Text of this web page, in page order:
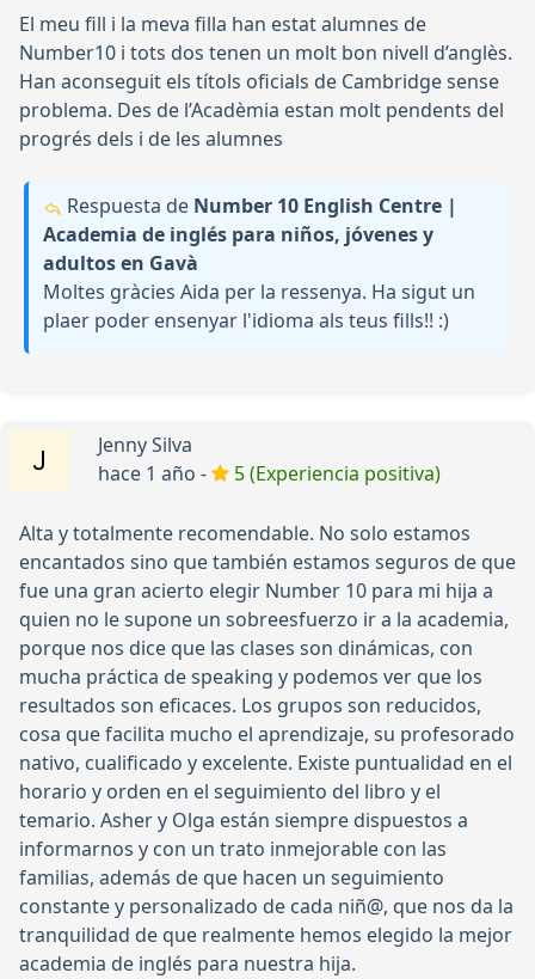
El meu fill i la meva filla han estat alumnes de
Number10 i tots dos tenen un molt bon nivell d’anglès.
Han aconseguit els títols oficials de Cambridge sense
problema. Des de l’Acadèmia estan molt pendents del
progrés dels i de les alumnes
Respuesta de Number 10 English Centre |
Academia de inglés para niños, jóvenes y
adultos en Gavà
Moltes gràcies Aida per la ressenya. Ha sigut un
plaer poder ensenyar l'idioma als teus fills!! :)
Jenny Silva
hace 1 año -
5 (Experiencia positiva)
Alta y totalmente recomendable. No solo estamos
encantados sino que también estamos seguros de que
fue una gran acierto elegir Number 10 para mi hija a
quien no le supone un sobreesfuerzo ir a la academia,
porque nos dice que las clases son dinámicas, con
mucha práctica de speaking y podemos ver que los
resultados son eficaces. Los grupos son reducidos,
cosa que facilita mucho el aprendizaje, su profesorado
nativo, cualificado y excelente. Existe puntualidad en el
horario y orden en el seguimiento del libro y el
temario. Asher y Olga están siempre dispuestos a
informarnos y con un trato inmejorable con las
familias, además de que hacen un seguimiento
constante y personalizado de cada niñ@, que nos da la
tranquilidad de que realmente hemos elegido la mejor
academia de inglés para nuestra hija.